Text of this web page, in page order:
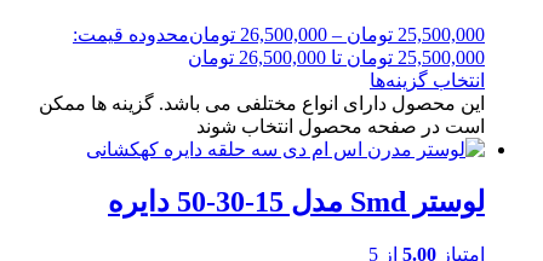
25,500,000 تومان –
26,500,000 تومانمحدوده قیمت:
25,500,000 تومان تا 26,500,000 تومان
انتخاب گزینه‌ها
این محصول دارای انواع مختلفی می باشد. گزینه ها ممکن
است در صفحه محصول انتخاب شوند
لوستر Smd مدل 15-30-50 دایره
امتیاز 5.00از 5